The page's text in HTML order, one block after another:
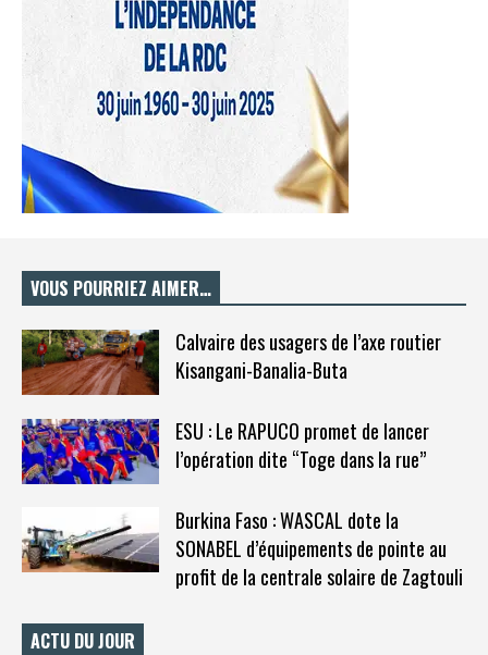
VOUS POURRIEZ AIMER…
Calvaire des usagers de l’axe routier
Kisangani-Banalia-Buta
ESU : Le RAPUCO promet de lancer
l’opération dite “Toge dans la rue”
Burkina Faso : WASCAL dote la
SONABEL d’équipements de pointe au
profit de la centrale solaire de Zagtouli
ACTU DU JOUR